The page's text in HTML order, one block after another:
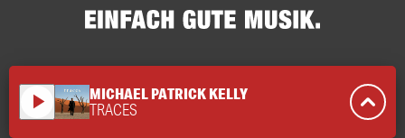
play_arrow MICHAEL PATRICK KELLY
TRACES